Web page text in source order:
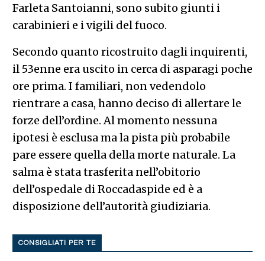
Farleta Santoianni, sono subito giunti i
carabinieri e i vigili del fuoco.
Secondo quanto ricostruito dagli inquirenti,
il 53enne era uscito in cerca di asparagi poche
ore prima. I familiari, non vedendolo
rientrare a casa, hanno deciso di allertare le
forze dell’ordine. Al momento nessuna
ipotesi è esclusa ma la pista più probabile
pare essere quella della morte naturale. La
salma è stata trasferita nell’obitorio
dell’ospedale di Roccadaspide ed è a
disposizione dell’autorità giudiziaria.
CONSIGLIATI PER TE